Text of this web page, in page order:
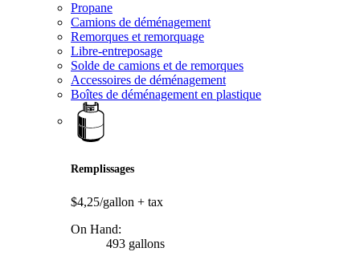
Propane
Camions de déménagement
Remorques et remorquage
Libre-entreposage
Solde de camions et de remorques
Accessoires de déménagement
Boîtes de déménagement en plastique
Remplissages
$4,25/gallon + tax
On Hand:
493 gallons